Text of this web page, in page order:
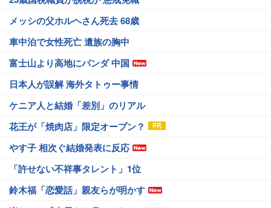
メッシの父ホルヘさん死去 68歳
車中泊で女性死亡 遺族の胸中
富士山より高地にパンダ 中国
日本人が誤解 海外タトゥー事情
ケニア人と結婚「差別」のリアル
花王が「焼肉店」限定オープン？
やす子 相次ぐ結婚発表に反応
「許せない不祥事タレント」1位
鈴木福「恋愛話」親友らが明かす